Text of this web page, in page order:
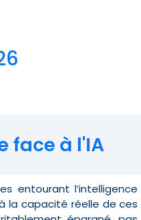
face à l'IA
entourant l’intelligence
la capacité réelle de ces